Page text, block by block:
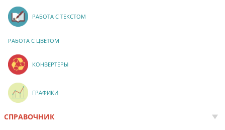
РАБОТА С ТЕКСТОМ
РАБОТА С ЦВЕТОМ
КОНВЕРТЕРЫ
ГРАФИКИ
СПРАВОЧНИК